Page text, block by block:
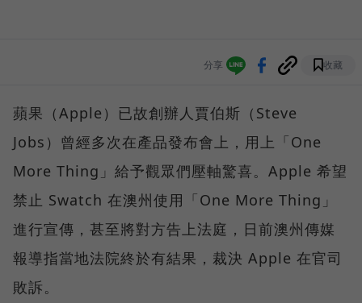
分享 收藏
蘋果（Apple）已故創辦人賈伯斯（Steve
Jobs）曾經多次在產品發布會上，用上「One
More Thing」給予觀眾們壓軸驚喜。Apple 希望
禁止 Swatch 在澳州使用「One More Thing」
進行宣傳，甚至將對方告上法庭，日前澳州傳媒
報導指當地法院終於有結果，裁決 Apple 在官司
敗訴。